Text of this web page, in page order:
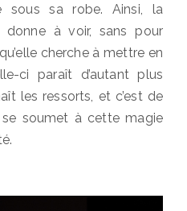
sous sa robe. Ainsi, la
donne à voir, sans pour
cherche à mettre en
ci paraît d’autant plus
les ressorts, et c’est de
se soumet à cette magie